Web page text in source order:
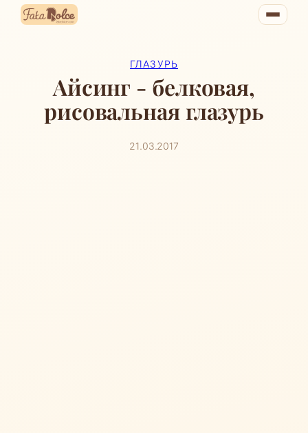
Перейти
ГЛАЗУРЬ
Айсинг - белковая,
рисовальная глазурь
21.03.2017